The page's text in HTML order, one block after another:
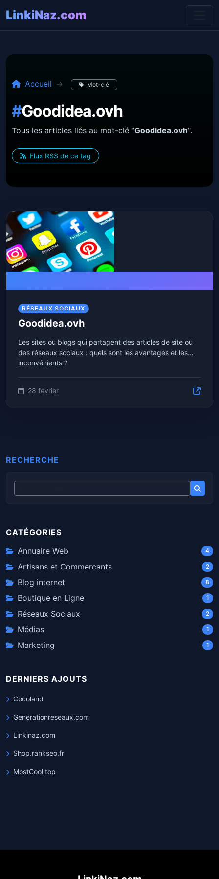
LinkiNaz.com
Accueil Mot-clé
#Goodidea.ovh
Tous les articles liés au mot-clé "Goodidea.ovh".
Flux RSS de ce tag
RÉSEAUX SOCIAUX
Goodidea.ovh
Les sites ou blogs qui partagent des articles de site ou
des réseaux sociaux : quels sont les avantages et les
inconvénients ?
28 février
RECHERCHE
CATÉGORIES
Annuaire Web
4
Artisans et Commercants 2
Blog internet 8
Boutique en Ligne 1
Réseaux Sociaux 2
Médias 1
Marketing 1
DERNIERS AJOUTS
Cocoland
Generationreseaux.com
Linkinaz.com
Shop.rankseo.fr
MostCool.top